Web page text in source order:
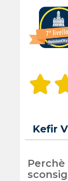
Kefir